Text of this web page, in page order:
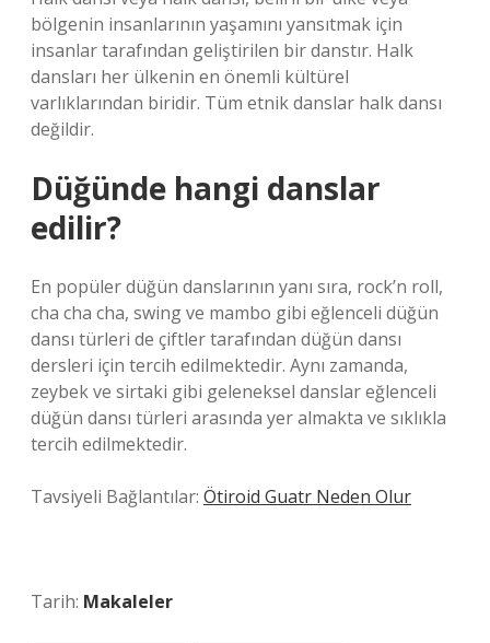
bölgenin insanlarının yaşamını yansıtmak için
insanlar tarafından geliştirilen bir danstır. Halk
dansları her ülkenin en önemli kültürel
varlıklarından biridir. Tüm etnik danslar halk dansı
değildir.
Düğünde hangi danslar
edilir?
En popüler düğün danslarının yanı sıra, rock’n roll,
cha cha cha, swing ve mambo gibi eğlenceli düğün
dansı türleri de çiftler tarafından düğün dansı
dersleri için tercih edilmektedir. Aynı zamanda,
zeybek ve sirtaki gibi geleneksel danslar eğlenceli
düğün dansı türleri arasında yer almakta ve sıklıkla
tercih edilmektedir.
Tavsiyeli Bağlantılar: Ötiroid Guatr Neden Olur
Tarih: Makaleler